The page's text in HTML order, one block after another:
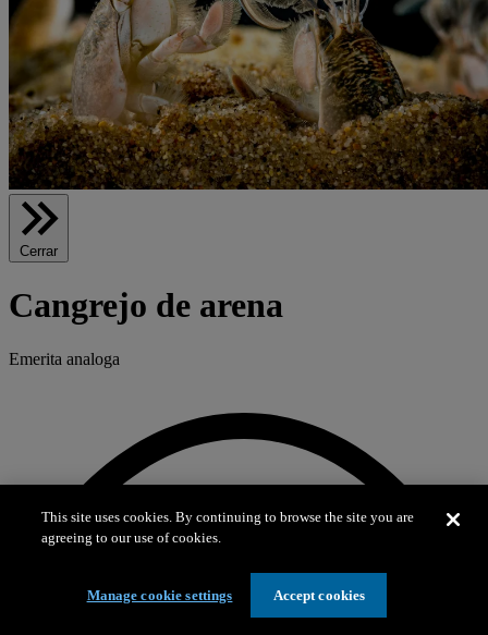
Cerrar
Cangrejo de arena
Emerita analoga
This site uses cookies. By continuing to browse the site you are
agreeing to our use of cookies.
Manage cookie settings Accept cookies